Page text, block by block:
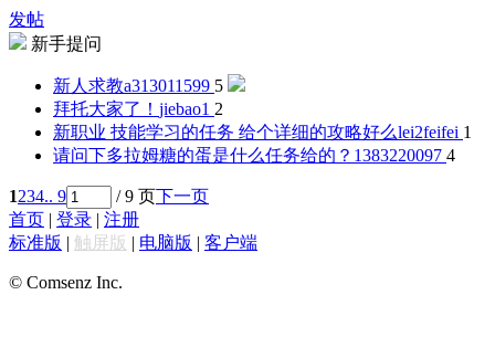
发帖
新手提问
新人求教a313011599 5
拜托大家了！ jiebao1 2
新职业 技能学习的任务 给个详细的攻略好么lei2feifei 1
请问下多拉姆糖的蛋是什么任务给的？ 1383220097 4
1234.. 9 / 9 页下一页
首页 | 登录 | 注册
标准版 | 触屏版 | 电脑版 | 客户端
© Comsenz Inc.